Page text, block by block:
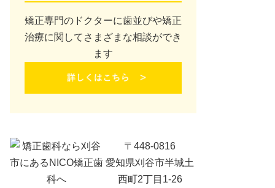
矯正専門のドクターに歯並びや矯正
治療に関してさまざまな相談ができ
ます
〒448-0816
愛知県刈谷市半城土
西町2丁目1-26